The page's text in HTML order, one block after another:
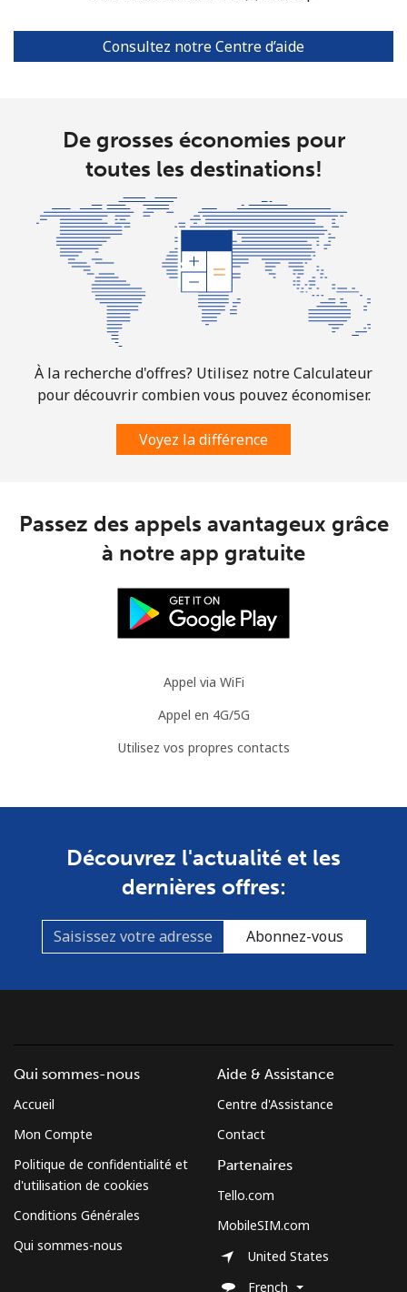
Consultez notre Centre d’aide
De grosses économies pour
toutes les destinations!
À la recherche d'offres? Utilisez notre Calculateur
pour découvrir combien vous pouvez économiser.
Voyez la différence
Passez des appels avantageux grâce
à notre app gratuite
Appel via WiFi
Appel en 4G/5G
Utilisez vos propres contacts
Découvrez l'actualité et les
dernières offres:
Abonnez-vous
Qui sommes-nous
Accueil
Mon Compte
Politique de confidentialité et
d'utilisation de cookies
Conditions Générales
Qui sommes-nous
Aide & Assistance
Centre d'Assistance
Contact
Partenaires
Tello.com
MobileSIM.com
United States
French